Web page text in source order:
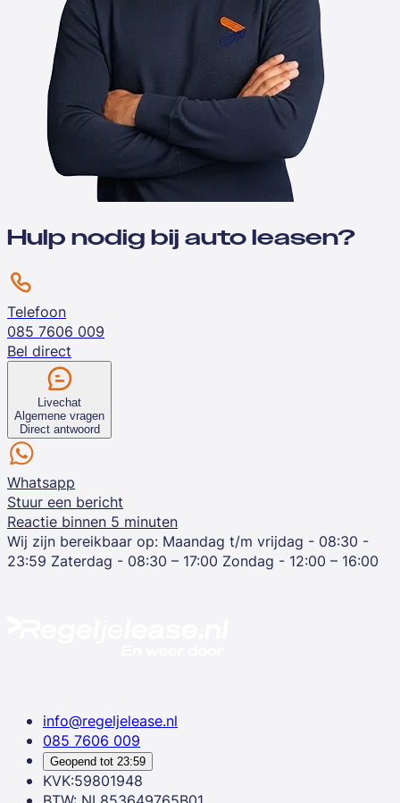
Hulp nodig bij auto leasen?
Telefoon
085 7606 009
Bel direct
Livechat
Algemene vragen
Direct antwoord
Whatsapp
Stuur een bericht
Reactie binnen 5 minuten
Wij zijn bereikbaar op: Maandag t/m vrijdag - 08:30 -
23:59 Zaterdag - 08:30 – 17:00 Zondag - 12:00 – 16:00
info@regeljelease.nl
085 7606 009
Geopend tot 23:59
KVK:59801948